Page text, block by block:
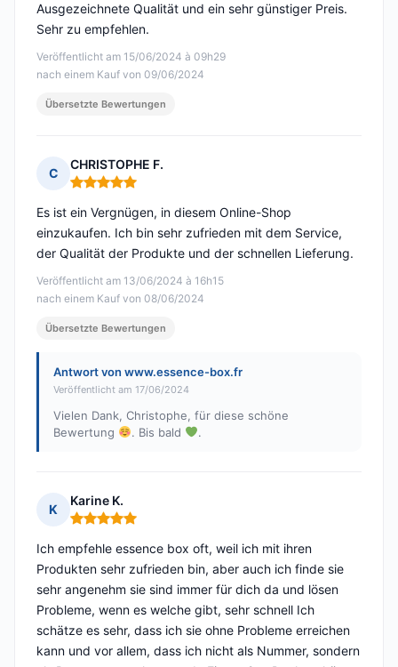
Veröffentlicht am 15/06/2024 à 09h29
nach einem Kauf von 09/06/2024
Ausgezeichnete Qualität und ein sehr günstiger Preis.
Sehr zu empfehlen.
Übersetzte Bewertungen
C
CHRISTOPHE F.
Hinweis: 5 von 5
Veröffentlicht am 13/06/2024 à 16h15
nach einem Kauf von 08/06/2024
Es ist ein Vergnügen, in diesem Online-Shop
einzukaufen. Ich bin sehr zufrieden mit dem Service,
der Qualität der Produkte und der schnellen Lieferung.
Übersetzte Bewertungen
Antwort von www.essence-box.fr
Veröffentlicht am 17/06/2024
Vielen Dank, Christophe, für diese schöne
Bewertung
. Bis bald .
K
Karine K.
Hinweis: 5 von 5
Ich empfehle essence box oft, weil ich mit ihren
Produkten sehr zufrieden bin, aber auch ich finde sie
sehr angenehm sie sind immer für dich da und lösen
Probleme, wenn es welche gibt, sehr schnell Ich
schätze es sehr, dass ich sie ohne Probleme erreichen
kann und vor allem, dass ich nicht als Nummer, sondern